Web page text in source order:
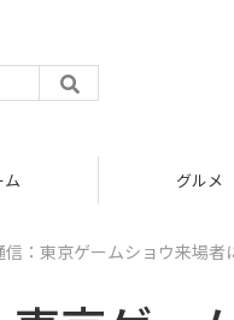
ム グルメ
信：東京ゲームショウ来場